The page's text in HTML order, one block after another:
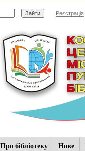
Реєстрація
Про бібліотеку Нове